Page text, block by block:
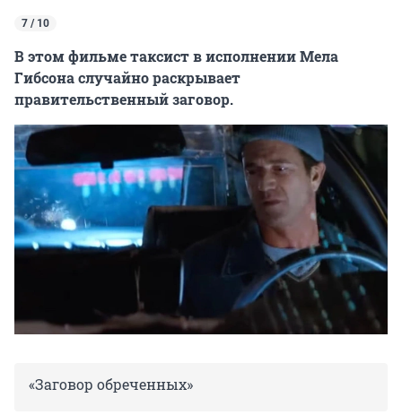
7 / 10
В этом фильме таксист в исполнении Мела
Гибсона случайно раскрывает
правительственный заговор.
«Заговор обреченных»